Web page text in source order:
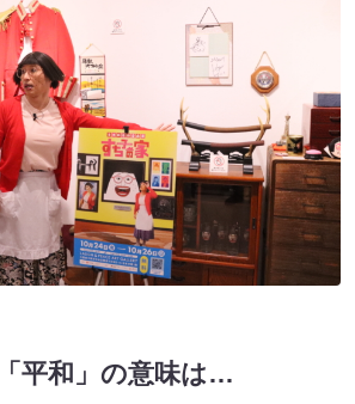
平和」の意味は…